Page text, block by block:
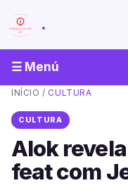
.
☰ Menú
INÍCIO / CULTURA
CULTURA
Alok
feat com